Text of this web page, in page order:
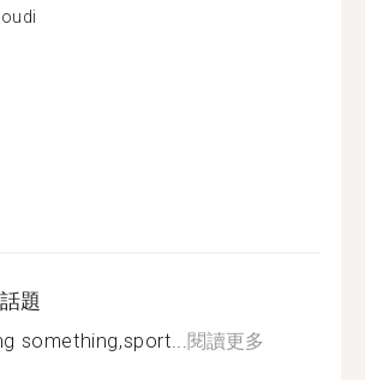
Loudi
題
something,sport... 閱讀更多